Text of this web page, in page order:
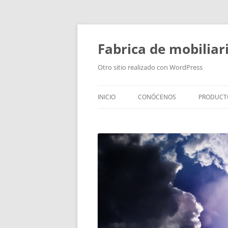
Fabrica de
Otro sitio realizado con WordPress
INICIO CONÓCENOS